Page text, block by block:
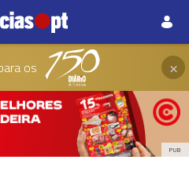
os ×
PUB